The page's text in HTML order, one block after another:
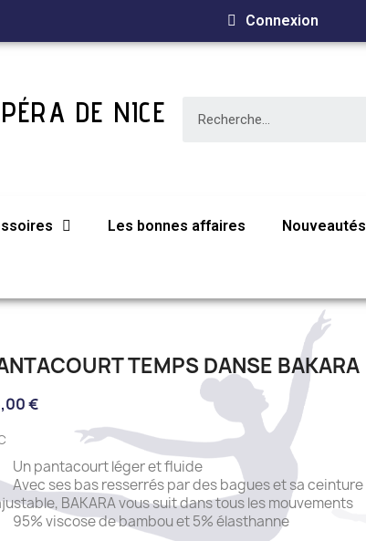
Connexion
DE NICE
Les bonnes affaires Nouveautés
TEMPS DANSE BAKARA
€
Un pantacourt léger et fluide
Avec ses bas resserrés par des bagues et sa ceinture
BAKARA vous suit dans tous les mouvements
95% viscose de bambou et 5% élasthanne